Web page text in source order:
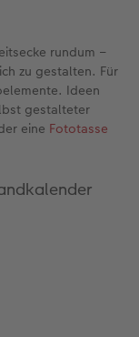
rundum –
zu gestalten. Für
Ideen
gestalteter
eine Fototasse